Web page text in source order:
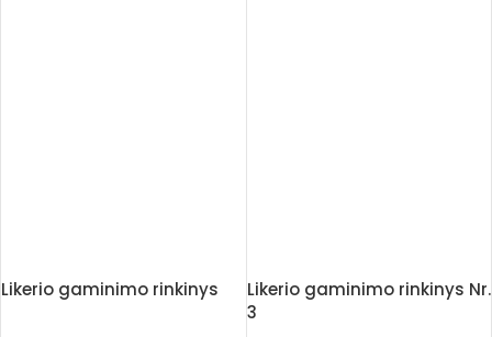
Likerio gaminimo rinkinys
Likerio gaminimo rinkinys Nr.
3